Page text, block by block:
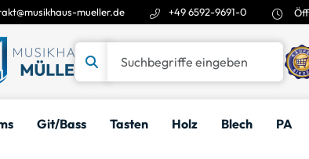
mueller.de +49 6592-9691-0
Git/Bass Tasten Holz Blech PA